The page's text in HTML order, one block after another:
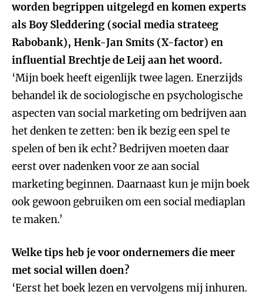
worden begrippen uitgelegd en komen experts
als Boy Sleddering (social media strateeg
Rabobank), Henk-Jan Smits (X-factor) en
influential Brechtje de Leij aan het woord.
‘Mijn boek heeft eigenlijk twee lagen. Enerzijds
behandel ik de sociologische en psychologische
aspecten van social marketing om bedrijven aan
het denken te zetten: ben ik bezig een spel te
spelen of ben ik echt? Bedrijven moeten daar
eerst over nadenken voor ze aan social
marketing beginnen. Daarnaast kun je mijn boek
ook gewoon gebruiken om een social mediaplan
te maken.’
Welke tips heb je voor ondernemers die meer
met social willen doen?
‘Eerst het boek lezen en vervolgens mij inhuren.